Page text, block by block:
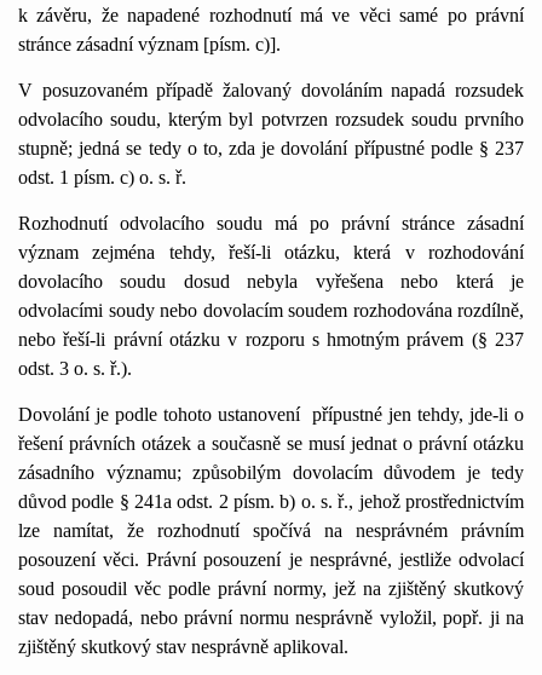
k závěru, že napadené rozhodnutí má ve věci samé po právní
stránce zásadní význam [písm. c)].
V posuzovaném případě žalovaný dovoláním napadá rozsudek
odvolacího soudu, kterým byl potvrzen rozsudek soudu prvního
stupně; jedná se tedy o to, zda je dovolání přípustné podle § 237
odst. 1 písm. c) o. s. ř.
Rozhodnutí odvolacího soudu má po právní stránce zásadní
význam zejména tehdy, řeší-li otázku, která v rozhodování
dovolacího soudu dosud nebyla vyřešena nebo která je
odvolacími soudy nebo dovolacím soudem rozhodována rozdílně,
nebo řeší-li právní otázku v rozporu s hmotným právem (§ 237
odst. 3 o. s. ř.).
Dovolání je podle tohoto ustanovení přípustné jen tehdy, jde-li o
řešení právních otázek a současně se musí jednat o právní otázku
zásadního významu; způsobilým dovolacím důvodem je tedy
důvod podle § 241a odst. 2 písm. b) o. s. ř., jehož prostřednictvím
lze namítat, že rozhodnutí spočívá na nesprávném právním
posouzení věci. Právní posouzení je nesprávné, jestliže odvolací
soud posoudil věc podle právní normy, jež na zjištěný skutkový
stav nedopadá, nebo právní normu nesprávně vyložil, popř. ji na
zjištěný skutkový stav nesprávně aplikoval.